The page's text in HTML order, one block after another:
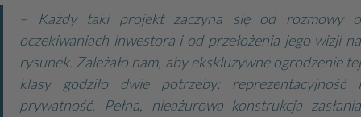
– Każdy taki projekt zaczyna się od rozmowy o
oczekiwaniach inwestora i od przełożenia jego wizji na
rysunek. Zależało nam, aby ekskluzywne ogrodzenie tej
klasy godziło dwie potrzeby: reprezentacyjność i
prywatność. Pełna, nieażurowa konstrukcja zasłania